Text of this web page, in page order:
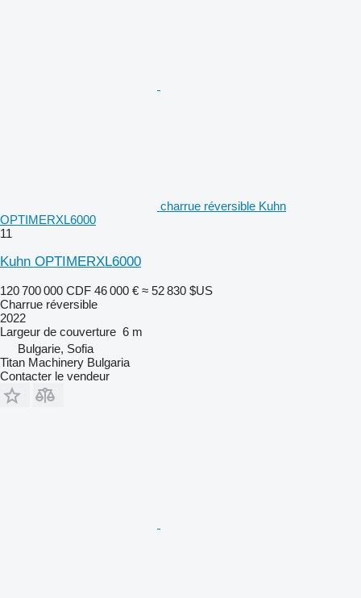
charrue réversible Kuhn
OPTIMERXL6000
11
Kuhn OPTIMERXL6000
120 700 000 CDF 46 000 € ≈ 52 830 $US
Charrue réversible
2022
Largeur de couverture 6 m
Bulgarie, Sofia
Titan Machinery Bulgaria
Contacter le vendeur